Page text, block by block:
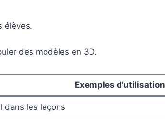
élèves.
des modèles en 3D.
Exemples d’utilisation
dans les leçons